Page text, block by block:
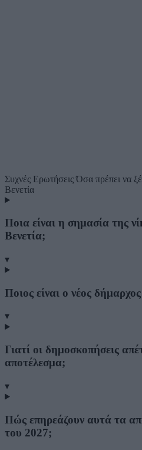
Συχνές ΕρωτήσειςΌσα πρέπει να
Βενετία
Ποια είναι η σημασία της
Βενετία;
▾
Ποιος είναι ο νέος
▾
Γιατί οι δημοσκοπήσεις
αποτέλεσμα;
▾
Πώς επηρεάζουν αυτά τα
του 2027;